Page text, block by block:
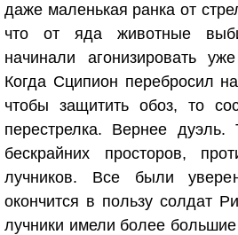
даже маленькая ранка от
что от яда животные
начинали агонизировать
Когда Сципион перебросил
чтобы защитить обоз, то
перестрелка. Вернее
бескрайних просторов,
лучников. Все были
окончится в пользу солдат
лучники имели более